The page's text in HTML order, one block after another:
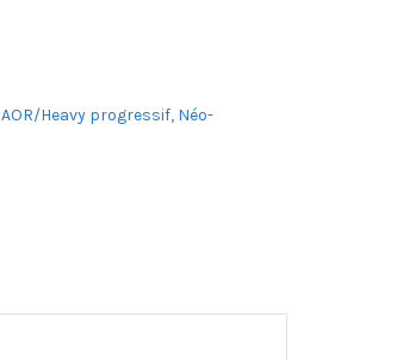
AOR/Heavy progressif, Néo-